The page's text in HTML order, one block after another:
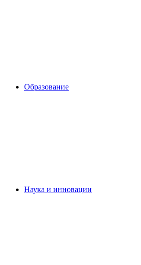
Образование
Наука и инновации